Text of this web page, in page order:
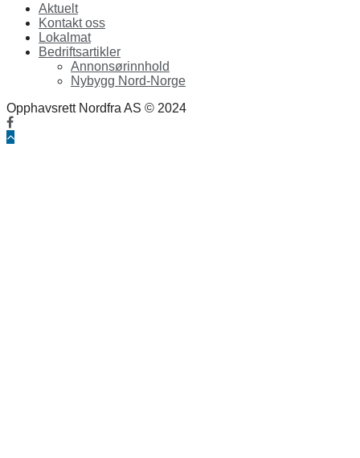
Aktuelt
Kontakt oss
Lokalmat
Bedriftsartikler
Annonsørinnhold
Nybygg Nord-Norge
Opphavsrett Nordfra AS © 2024
Facebook